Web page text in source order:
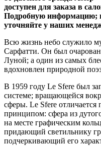
доступен для заказа в
Подробную информацию;
уточняйте у наших
Всю жизнь небо служило
Сарфатти. Он был
Луной; а один из самых
вдохновлен природной
В 1959 году Le Sfere был
системе; вращающейся
сферы. Le Sfere
принципом: сфера из
на месте графическим
придающий светильнику
подчеркивающий его